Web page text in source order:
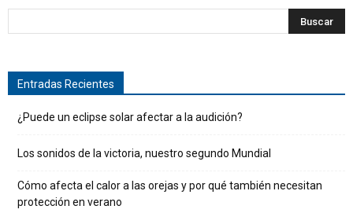
Entradas Recientes
¿Puede un eclipse solar afectar a la audición?
Los sonidos de la victoria, nuestro segundo Mundial
Cómo afecta el calor a las orejas y por qué también necesitan
protección en verano